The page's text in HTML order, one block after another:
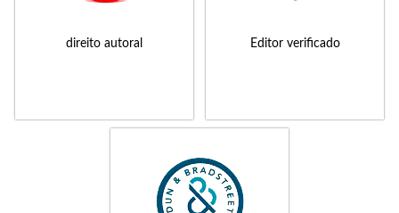
direito autoral Editor verificado